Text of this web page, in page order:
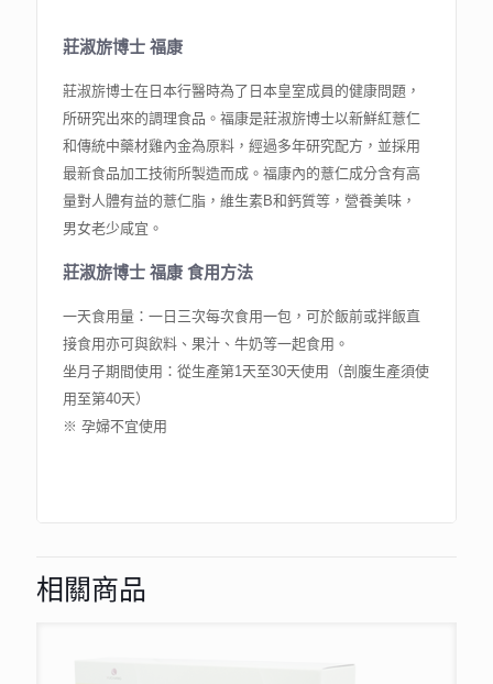
莊淑旂博士 福康
莊淑旂博士在日本行醫時為了日本皇室成員的健康問題，
所研究出來的調理食品。福康是莊淑旂博士以新鮮紅薏仁
和傳統中藥材雞內金為原料，經過多年研究配方，並採用
最新食品加工技術所製造而成。福康內的薏仁成分含有高
量對人體有益的薏仁脂，維生素B和鈣質等，營養美味，
男女老少咸宜。
莊淑旂博士 福康 食用方法
一天食用量：一日三次每次食用一包，可於飯前或拌飯直
接食用亦可與飲料、果汁、牛奶等一起食用。
坐月子期間使用：從生產第1天至30天使用（剖腹生產須使
用至第40天）
※ 孕婦不宜使用
相關商品